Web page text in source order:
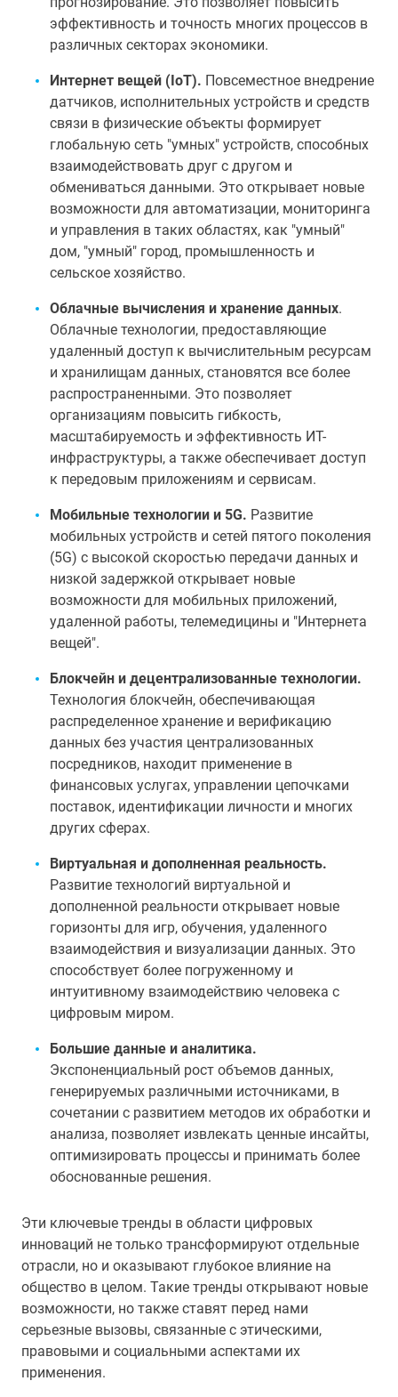
эффективность и точность многих процессов в
различных секторах экономики.
Интернет вещей (IoT). Повсеместное внедрение
датчиков, исполнительных устройств и средств
связи в физические объекты формирует
глобальную сеть "умных" устройств, способных
взаимодействовать друг с другом и
обмениваться данными. Это открывает новые
возможности для автоматизации, мониторинга
и управления в таких областях, как "умный"
дом, "умный" город, промышленность и
сельское хозяйство.
Облачные вычисления и хранение данных.
Облачные технологии, предоставляющие
удаленный доступ к вычислительным ресурсам
и хранилищам данных, становятся все более
распространенными. Это позволяет
организациям повысить гибкость,
масштабируемость и эффективность ИТ-
инфраструктуры, а также обеспечивает доступ
к передовым приложениям и сервисам.
Мобильные технологии и 5G. Развитие
мобильных устройств и сетей пятого поколения
(5G) с высокой скоростью передачи данных и
низкой задержкой открывает новые
возможности для мобильных приложений,
удаленной работы, телемедицины и "Интернета
вещей".
Блокчейн и децентрализованные технологии.
Технология блокчейн, обеспечивающая
распределенное хранение и верификацию
данных без участия централизованных
посредников, находит применение в
финансовых услугах, управлении цепочками
поставок, идентификации личности и многих
других сферах.
Виртуальная и дополненная реальность.
Развитие технологий виртуальной и
дополненной реальности открывает новые
горизонты для игр, обучения, удаленного
взаимодействия и визуализации данных. Это
способствует более погруженному и
интуитивному взаимодействию человека с
цифровым миром.
Большие данные и аналитика.
Экспоненциальный рост объемов данных,
генерируемых различными источниками, в
сочетании с развитием методов их обработки и
анализа, позволяет извлекать ценные инсайты,
оптимизировать процессы и принимать более
обоснованные решения.
Эти ключевые тренды в области цифровых
инноваций не только трансформируют отдельные
отрасли, но и оказывают глубокое влияние на
общество в целом. Такие тренды открывают новые
возможности, но также ставят перед нами
серьезные вызовы, связанные с этическими,
правовыми и социальными аспектами их
применения.